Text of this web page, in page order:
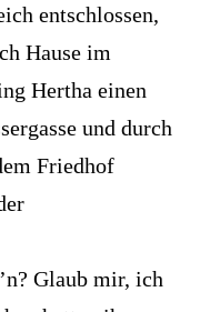
entschlossen,
Hause im
Hertha einen
und durch
Friedhof
Glaub mir, ich